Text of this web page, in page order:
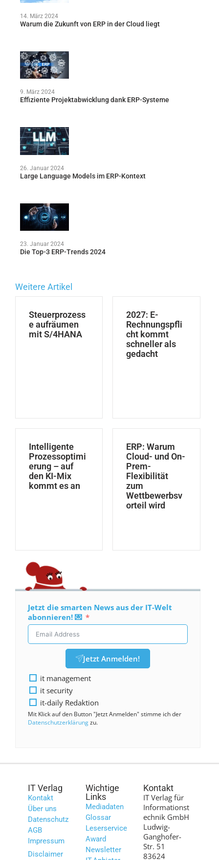
14. März 2024
Warum die Zukunft von ERP in der Cloud liegt
9. März 2024
Effiziente Projektabwicklung dank ERP-Systeme
26. Januar 2024
Large Language Models im ERP-Kontext
23. Januar 2024
Die Top-3 ERP-Trends 2024
Weitere Artikel
Steuerprozess
e aufräumen
mit S/4HANA
2027: E-
Rechnungspfli
cht kommt
schneller als
gedacht
Intelligente
Prozessoptimi
erung – auf
den KI-Mix
kommt es an
ERP: Warum
Cloud- und On-
Prem-
Flexibilität
zum
Wettbewerbsv
orteil wird
Jetzt die smarten News aus der IT-Welt
abonnieren! 💌
Jetzt Anmelden!
it management
it security
it-daily Redaktion
Mit Klick auf den Button "Jetzt Anmelden" stimme ich der
Datenschutzerklärungzu.
IT Verlag
Kontakt
Über uns
Datenschutz
AGB
Impressum
Disclaimer
Wichtige
Links
Mediadaten
Glossar
Leserservice
Award
Newsletter
Kontakt
IT Verlag für
Informationst
echnik GmbH
Ludwig-
Ganghofer-
Str. 51
83624